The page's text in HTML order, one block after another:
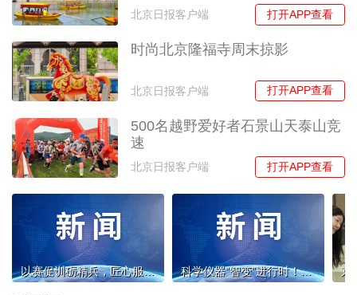
北京日报客户端 打开APP查看
时尚北京隆福寺周末掠影
北京日报客户端 打开APP查看
500名越野爱好者石景山天泰山竞
速
北京日报客户端 打开APP查看
以赛促训砺精兵，匠心服务显尊崇 ——2026年西城区退役军人事务员职业技能竞赛圆满举办 科学仪器“智变”进行时！第二十三届中国国际科学仪器及实验室装备展览会在京盛大开幕